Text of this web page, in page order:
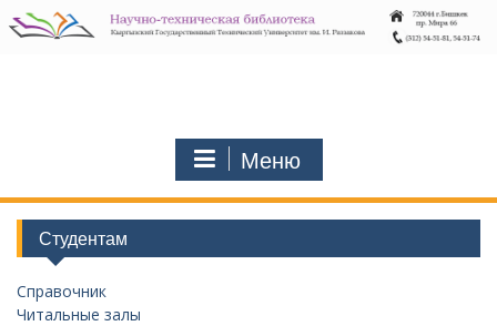
Перейти
Меню
Студентам
Справочник
Читальные залы